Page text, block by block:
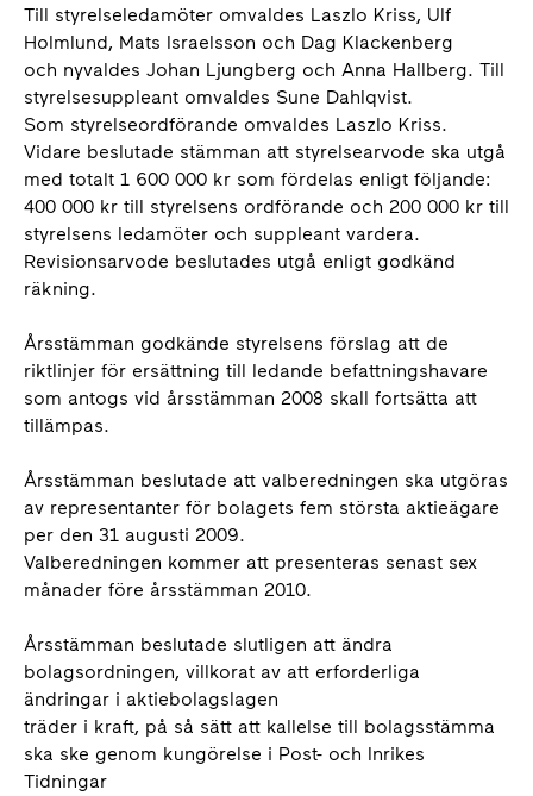
Till styrelseledamöter omvaldes Laszlo Kriss, Ulf
Holmlund, Mats Israelsson och Dag Klackenberg
och nyvaldes Johan Ljungberg och Anna Hallberg. Till
styrelsesuppleant omvaldes Sune Dahlqvist.
Som styrelseordförande omvaldes Laszlo Kriss.
Vidare beslutade stämman att styrelsearvode ska utgå
med totalt 1 600 000 kr som fördelas enligt följande:
400 000 kr till styrelsens ordförande och 200 000 kr till
styrelsens ledamöter och suppleant vardera.
Revisionsarvode beslutades utgå enligt godkänd
räkning.
Årsstämman godkände styrelsens förslag att de
riktlinjer för ersättning till ledande befattningshavare
som antogs vid årsstämman 2008 skall fortsätta att
tillämpas.
Årsstämman beslutade att valberedningen ska utgöras
av representanter för bolagets fem största aktieägare
per den 31 augusti 2009.
Valberedningen kommer att presenteras senast sex
månader före årsstämman 2010.
Årsstämman beslutade slutligen att ändra
bolagsordningen, villkorat av att erforderliga
ändringar i aktiebolagslagen
träder i kraft, på så sätt att kallelse till bolagsstämma
ska ske genom kungörelse i Post- och Inrikes
Tidningar